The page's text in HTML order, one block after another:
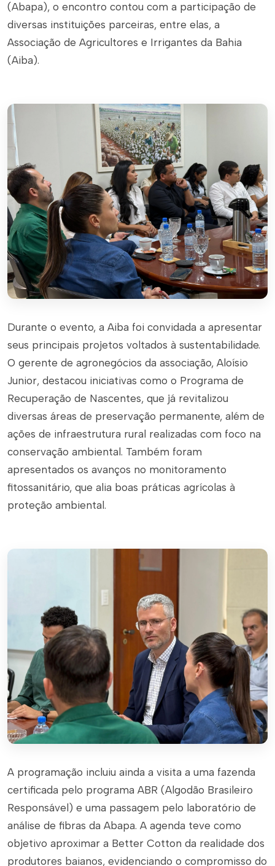
(Abapa), o encontro contou com a participação de
diversas instituições parceiras, entre elas, a
Associação de Agricultores e Irrigantes da Bahia
(Aiba).
Durante o evento, a Aiba foi convidada a apresentar
seus principais projetos voltados à sustentabilidade.
O gerente de agronegócios da associação, Aloísio
Junior, destacou iniciativas como o Programa de
Recuperação de Nascentes, que já revitalizou
diversas áreas de preservação permanente, além de
ações de infraestrutura rural realizadas com foco na
conservação ambiental. Também foram
apresentados os avanços no monitoramento
fitossanitário, que alia boas práticas agrícolas à
proteção ambiental.
A programação incluiu ainda a visita a uma fazenda
certificada pelo programa ABR (Algodão Brasileiro
Responsável) e uma passagem pelo laboratório de
análise de fibras da Abapa. A agenda teve como
objetivo aproximar a Better Cotton da realidade dos
produtores baianos, evidenciando o compromisso do